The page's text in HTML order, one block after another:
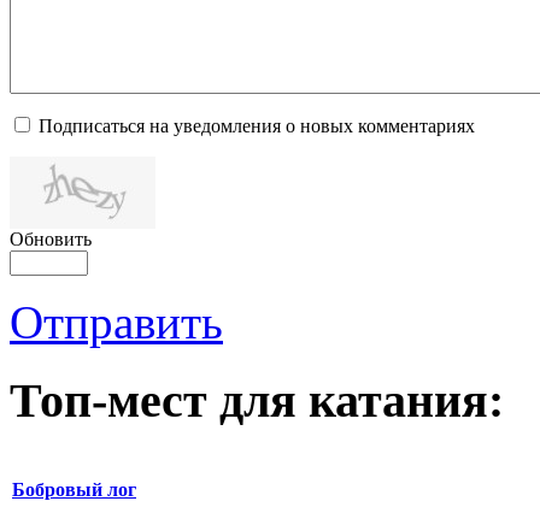
Подписаться на уведомления о новых комментариях
Обновить
Отправить
Топ-мест для катания:
Бобровый лог